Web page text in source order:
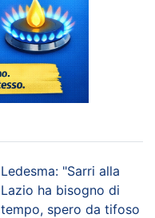
Ledesma: "Sarri alla
Lazio ha bisogno di
tempo, spero da tifoso